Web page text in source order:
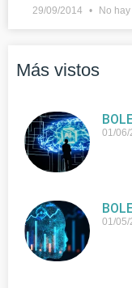
29/09/2014 No
Más vistos
01/06/
01/05/